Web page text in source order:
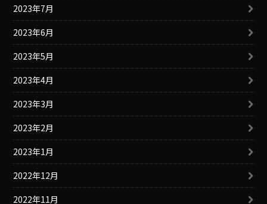
2023年7月
2023年6月
2023年5月
2023年4月
2023年3月
2023年2月
2023年1月
2022年12月
2022年11月